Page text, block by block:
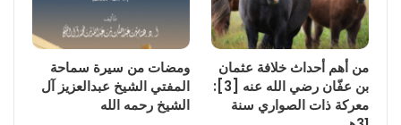
من أهم أحداث خلافة عثمان
بن عفّان رضي الله عنه [3]:
معركة ذات الصواري سنة
ومضات من سيرة سماحة
المفتي الشيخ عبدالعزيز آل
الشيخ رحمه الله